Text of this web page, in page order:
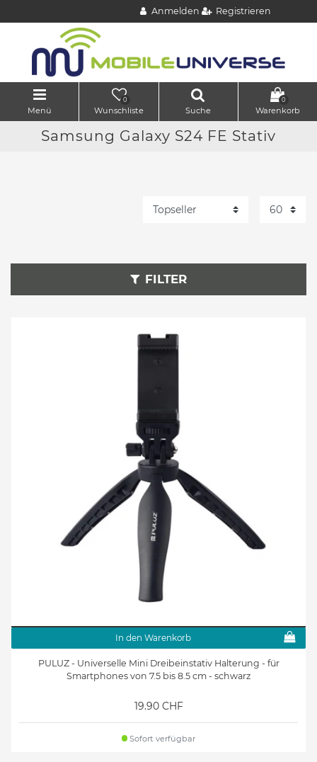
Anmelden Registrieren
Menü
0
Wunschliste Suche
0
Warenkorb
Samsung Galaxy S24 FE Stativ
FILTER
In den Warenkorb
PULUZ - Universelle Mini Dreibeinstativ Halterung - für
Smartphones von 7.5 bis 8.5 cm - schwarz
19.90 CHF
Sofort verfügbar